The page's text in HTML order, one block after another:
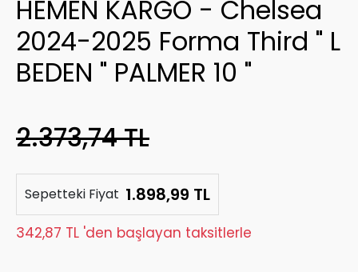
HEMEN KARGO - Chelsea
2024-2025 Forma Third " L
BEDEN " PALMER 10 "
2.373,74 TL
Sepetteki Fiyat 1.898,99 TL
342,87 TL 'den başlayan taksitlerle